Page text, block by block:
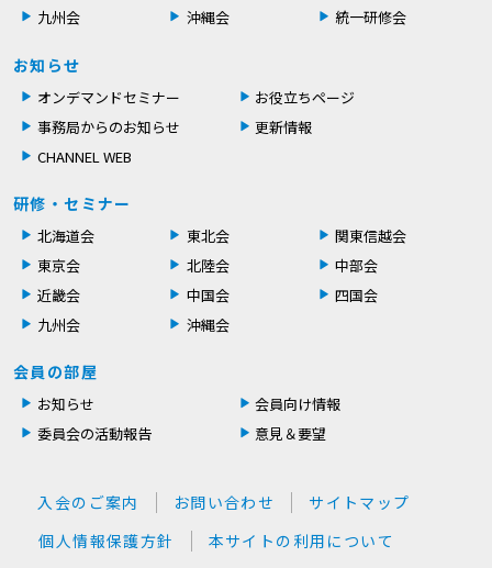
九州会
沖縄会 統一研修会
お知らせ
オンデマンドセミナー
お役立ちページ
事務局からのお知らせ
更新情報
CHANNEL WEB
研修・セミナー
北海道会 東北会
関東信越会
東京会
北陸会
中部会
近畿会
中国会
四国会
九州会
沖縄会
会員の部屋
お知らせ
会員向け情報
委員会の活動報告
意見＆要望
入会のご案内 お問い合わせ
サイトマップ
個人情報保護方針
本サイトの利用について